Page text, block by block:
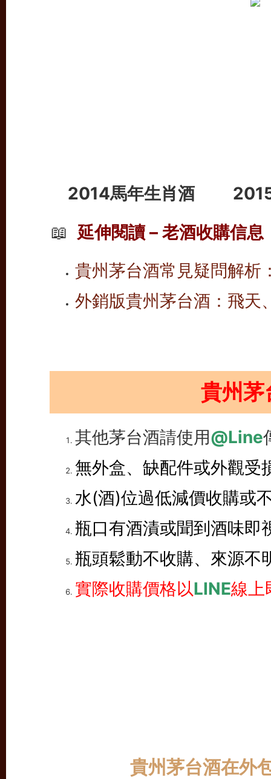
2014馬年生肖酒
📖 延伸閱讀 – 老酒收購信息
貴州茅台酒常見疑問解析
外銷版貴州茅台酒：飛天
貴州茅
其他茅台酒請使用@Line
無外盒、缺配件或外觀受
水(酒)位過低減價收購或
瓶口有酒漬或聞到酒味即
瓶頭鬆動不收購、來源不
實際收購價格以LINE線上
貴州茅台酒在外